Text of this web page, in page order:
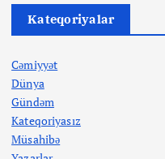
Kateqoriyalar
Cəmiyyət
Dünya
Gündəm
Kateqoriyasız
Müsahibə